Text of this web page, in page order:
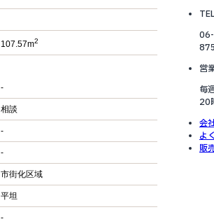
107.57m2
-
相談
-
-
市街化区域
平坦
営
毎
20
会
よ
販